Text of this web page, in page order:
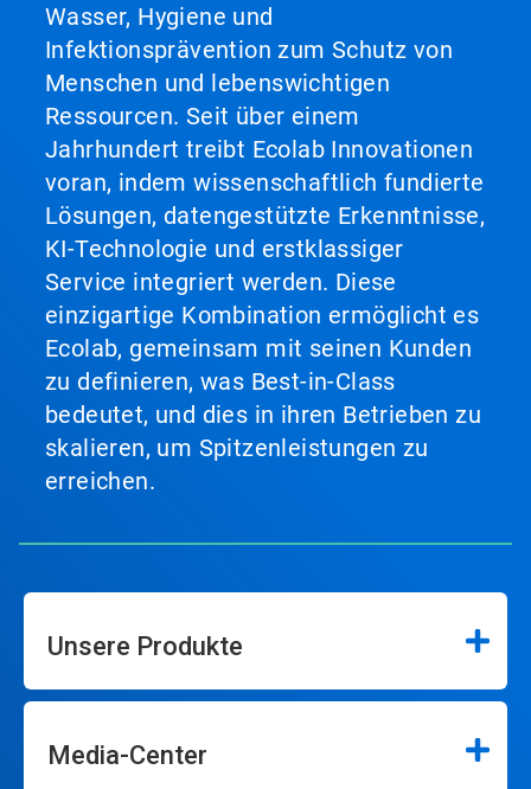
Wasser, Hygiene und
Infektionsprävention zum Schutz von
Menschen und lebenswichtigen
Ressourcen. Seit über einem
Jahrhundert treibt Ecolab Innovationen
voran, indem wissenschaftlich fundierte
Lösungen, datengestützte Erkenntnisse,
KI-Technologie und erstklassiger
Service integriert werden. Diese
einzigartige Kombination ermöglicht es
Ecolab, gemeinsam mit seinen Kunden
zu definieren, was Best-in-Class
bedeutet, und dies in ihren Betrieben zu
skalieren, um Spitzenleistungen zu
erreichen.
Unsere Produkte
Media-Center